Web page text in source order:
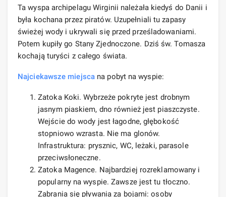
Ta wyspa archipelagu Wirginii należała kiedyś do Danii i
była kochana przez piratów. Uzupełniali tu zapasy
świeżej wody i ukrywali się przed prześladowaniami.
Potem kupiły go Stany Zjednoczone. Dziś św. Tomasza
kochają turyści z całego świata.
Najciekawsze miejsca na pobyt na wyspie:
Zatoka Koki. Wybrzeże pokryte jest drobnym
jasnym piaskiem, dno również jest piaszczyste.
Wejście do wody jest łagodne, głębokość
stopniowo wzrasta. Nie ma glonów.
Infrastruktura: prysznic, WC, leżaki, parasole
przeciwsłoneczne.
Zatoka Magence. Najbardziej rozreklamowany i
popularny na wyspie. Zawsze jest tu tłoczno.
Zabrania się pływania za bojami: osoby